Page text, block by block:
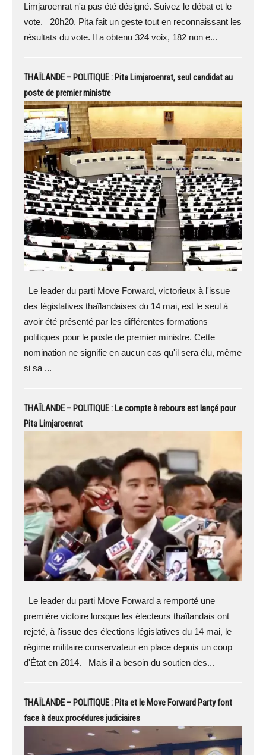
Limjaroenrat n'a pas été désigné. Suivez le débat et le
vote. 20h20. Pita fait un geste tout en reconnaissant les
résultats du vote. Il a obtenu 324 voix, 182 non e...
THAÏLANDE – POLITIQUE : Pita Limjaroenrat, seul candidat au
poste de premier ministre
Le leader du parti Move Forward, victorieux à l'issue
des législatives thaïlandaises du 14 mai, est le seul à
avoir été présenté par les différentes formations
politiques pour le poste de premier ministre. Cette
nomination ne signifie en aucun cas qu'il sera élu, même
si sa ...
THAÏLANDE – POLITIQUE : Le compte à rebours est lançé pour
Pita Limjaroenrat
Le leader du parti Move Forward a remporté une
première victoire lorsque les électeurs thaïlandais ont
rejeté, à l'issue des élections législatives du 14 mai, le
régime militaire conservateur en place depuis un coup
d'État en 2014. Mais il a besoin du soutien des...
THAÏLANDE – POLITIQUE : Pita et le Move Forward Party font
face à deux procédures judiciaires